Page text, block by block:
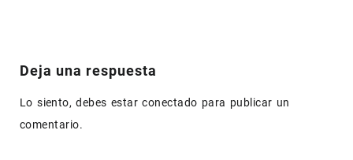
Deja una respuesta
Lo siento, debes estarconectado para publicar un
comentario.